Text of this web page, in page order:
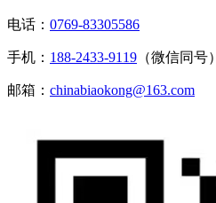
电话： 0769-83305586
手机： 188-2433-9119 （微信同号）
邮箱： chinabiaokong@163.com